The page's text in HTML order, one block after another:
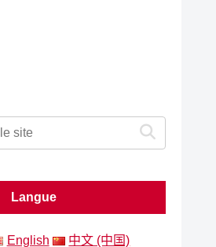
Langue
English 中文 (中国)